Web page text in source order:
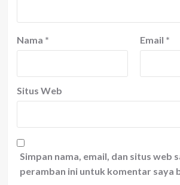
Nama * Email *
Situs Web
Simpan nama, email, dan situs web
peramban ini untuk komentar saya